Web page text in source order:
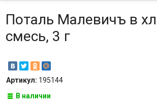
Поталь Малевичъ в
смесь, 3 г
Артикул: 195144
В наличии